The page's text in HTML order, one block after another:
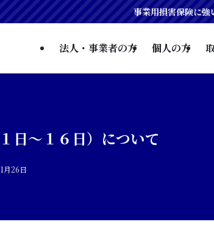
事業用損害保険に強
法人・事業者の方 個人の方
日～１６日）について
月26日